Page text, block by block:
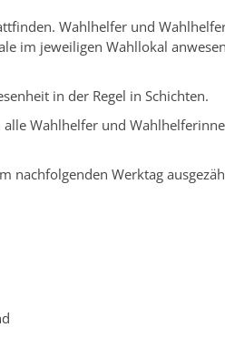
Wahlhelfer und
im jeweiligen Wahllokal
in der Regel in Schichten.
Wahlhelfer und
nachfolgenden Werktag